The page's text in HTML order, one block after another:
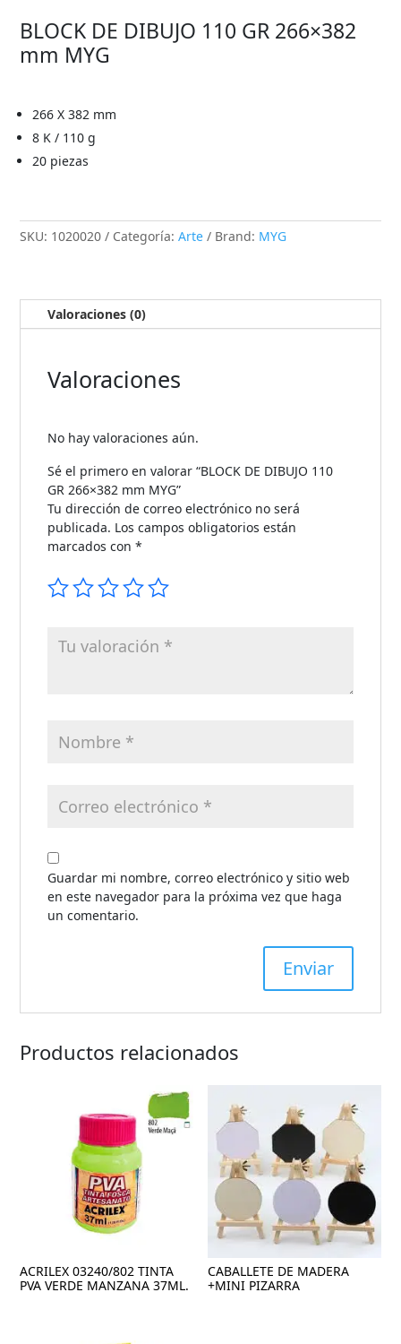
BLOCK DE DIBUJO 110 GR 266×382
mm MYG
266 X 382 mm
8 K / 110 g
20 piezas
SKU: 1020020 Categoría:Arte Brand: MYG
Valoraciones (0)
Valoraciones
No hay valoraciones aún.
Sé el primero en valorar “BLOCK DE DIBUJO 110
GR 266×382 mm MYG”
Tu dirección de correo electrónico no será
publicada. Los campos obligatorios están
marcados con*
Guardar mi nombre, correo electrónico y sitio web
en este navegador para la próxima vez que haga
un comentario.
Productos relacionados
ACRILEX 03240/802 TINTA
PVA VERDE MANZANA 37ML.
CABALLETE DE MADERA
+MINI PIZARRA